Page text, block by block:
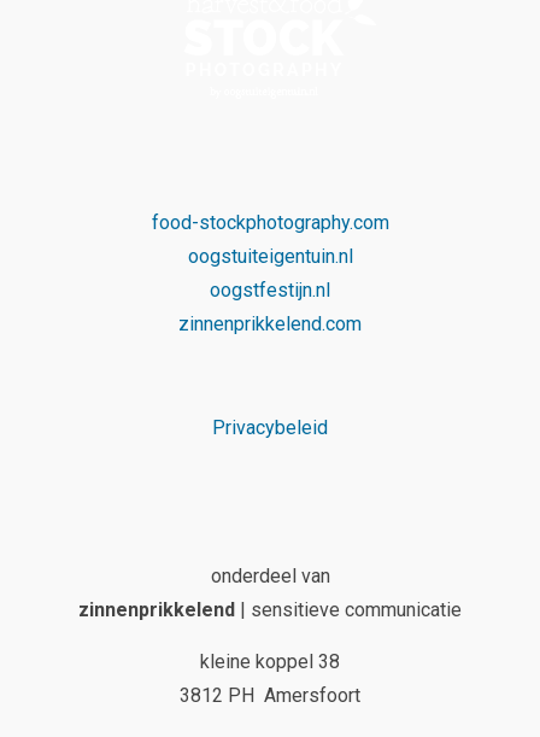
food-stockphotography.com
oogstuiteigentuin.nl
oogstfestijn.nl
zinnenprikkelend.com
Privacybeleid
onderdeel van
zinnenprikkelend | sensitieve communicatie
kleine koppel 38
3812 PH Amersfoort